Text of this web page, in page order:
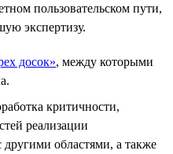
пользовательском пути,
экспертизу.
досок», между которыми
критичности,
реализации
другими областями, а также